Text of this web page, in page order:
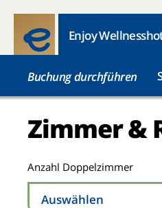
Enjoy
Buchung durchführen
Zimmer &
Anzahl Doppelzimmer
Auswählen